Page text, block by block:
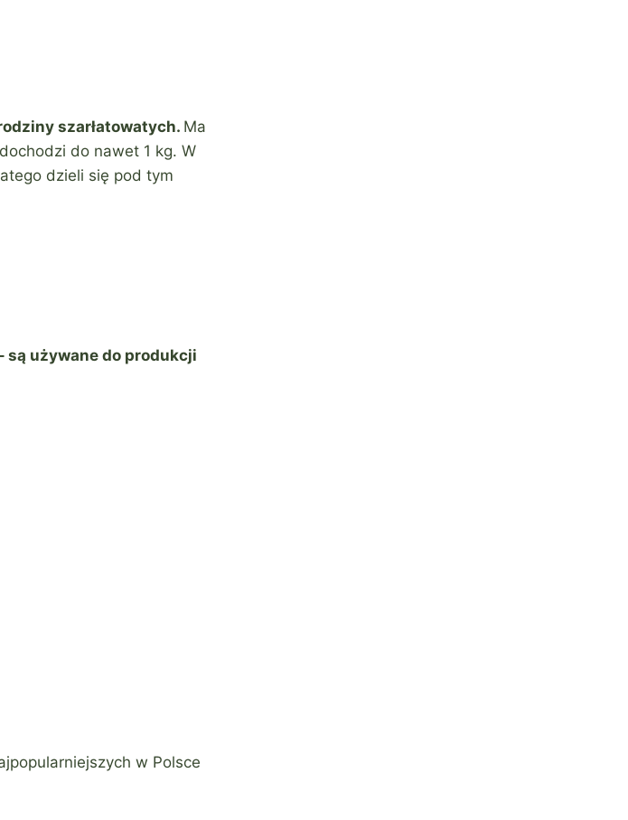
szarłatowatych. Ma
do nawet 1 kg. W
dzieli się pod tym
są używane do produkcji
w Polsce